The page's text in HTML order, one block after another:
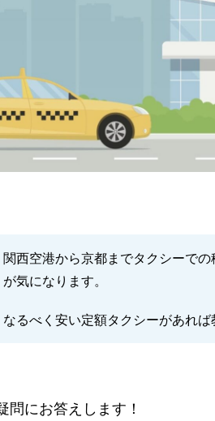
関西空港から京都までタクシーで
が気になります。
なるべく安い定額タクシーがあれば
問にお答えします！